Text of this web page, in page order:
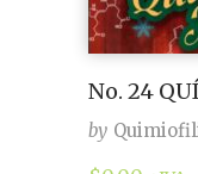
No. 24
by